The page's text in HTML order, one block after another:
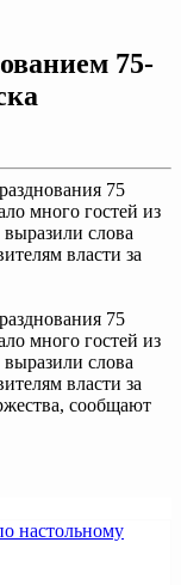
75-
75
много гостей из
слова
власти за
75
много гостей из
слова
власти за
сообщают